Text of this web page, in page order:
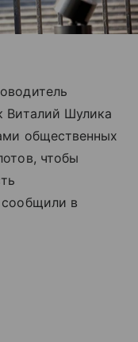
Виталий Шулика
общественных
чтобы
в